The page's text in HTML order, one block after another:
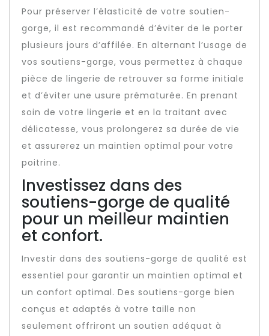
Pour préserver l’élasticité de votre soutien-
gorge, il est recommandé d’éviter de le porter
plusieurs jours d’affilée. En alternant l’usage de
vos soutiens-gorge, vous permettez à chaque
pièce de lingerie de retrouver sa forme initiale
et d’éviter une usure prématurée. En prenant
soin de votre lingerie et en la traitant avec
délicatesse, vous prolongerez sa durée de vie
et assurerez un maintien optimal pour votre
poitrine.
Investissez dans des
soutiens-gorge de qualité
pour un meilleur maintien
et confort.
Investir dans des soutiens-gorge de qualité est
essentiel pour garantir un maintien optimal et
un confort optimal. Des soutiens-gorge bien
conçus et adaptés à votre taille non
seulement offriront un soutien adéquat à